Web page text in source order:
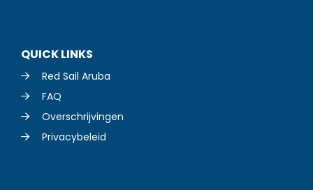
QUICK LINKS
Red Sail Aruba
FAQ
Overschrijvingen
Privacybeleid